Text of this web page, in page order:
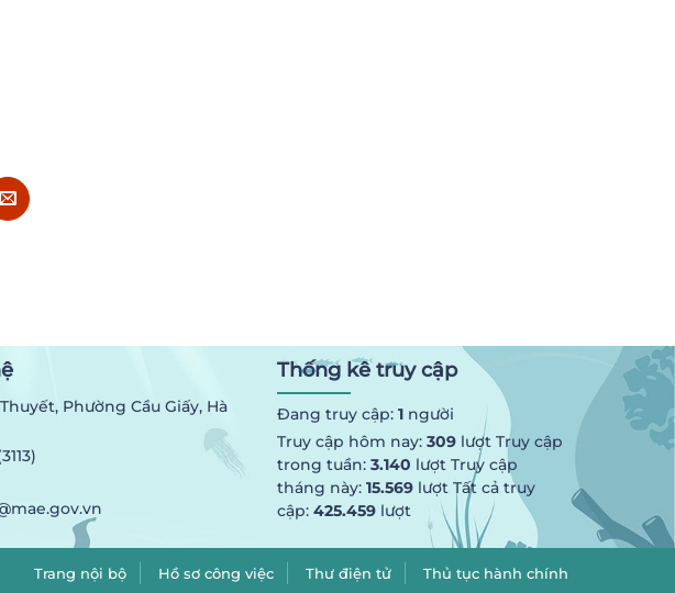
Phường Cầu Giấy, Hà
Thống kê truy cập
Đang truy cập: 1người
Truy cập hôm nay: 309lượt Truy cập
trong tuần: 3.140 lượt Truy cập
tháng này: 15.569lượt Tất cả truy
cập: 425.459lượt
Trang nội bộ Hồ sơ công việc Thư điện tử Thủ tục hành chính